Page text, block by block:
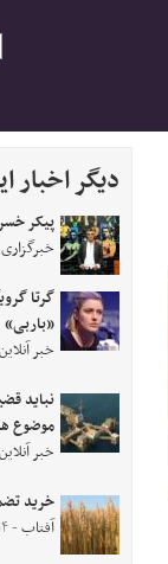
دیگر اخبار
پیکر
گرتا
«باربی»
خبر آنلاین
نباید
موضوع
خبر آنلاین
خرید تضمینی ۵.۵
آفتاب- ۱۴ تیر ۱۴۰۲